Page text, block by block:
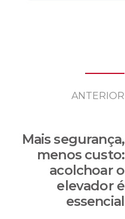
ANTERIOR
Mais segurança,
menos custo:
acolchoar o
elevador é
essencial